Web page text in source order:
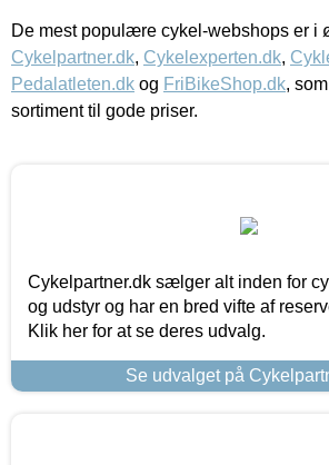
De mest populære cykel-webshops er i
Cykelpartner.dk, Cykelexperten.dk,
Pedalatleten.dk og FriBikeShop.dk,
sortiment til gode priser.
Cykelpartner.dk sælger alt inden for
og udstyr og har en bred vifte af
Klik her for at se deres udvalg.
Se udvalget på